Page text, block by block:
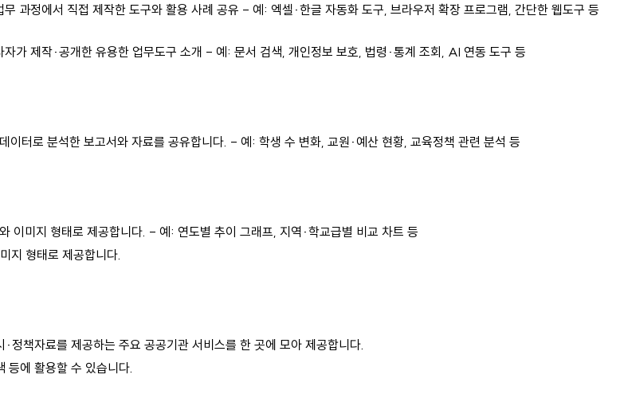
과정에서 직접 제작한 도구와 활용 사례 공유 - 예: 엑셀·한글 자동화 도구, 브라우저 확장 프로그램, 간단한 웹도구 등
가 제작·공개한 유용한 업무도구 소개 - 예: 문서 검색, 개인정보 보호, 법령·통계 조회, AI 연동 도구 등
이터로 분석한 보고서와 자료를 공유합니다. - 예: 학생 수 변화, 교원·예산 현황, 교육정책 관련 분석 등
이미지 형태로 제공합니다. - 예: 연도별 추이 그래프, 지역·학교급별 비교 차트 등
지 형태로 제공합니다.
정책자료를 제공하는 주요 공공기관 서비스를 한 곳에 모아 제공합니다.
등에 활용할 수 있습니다.